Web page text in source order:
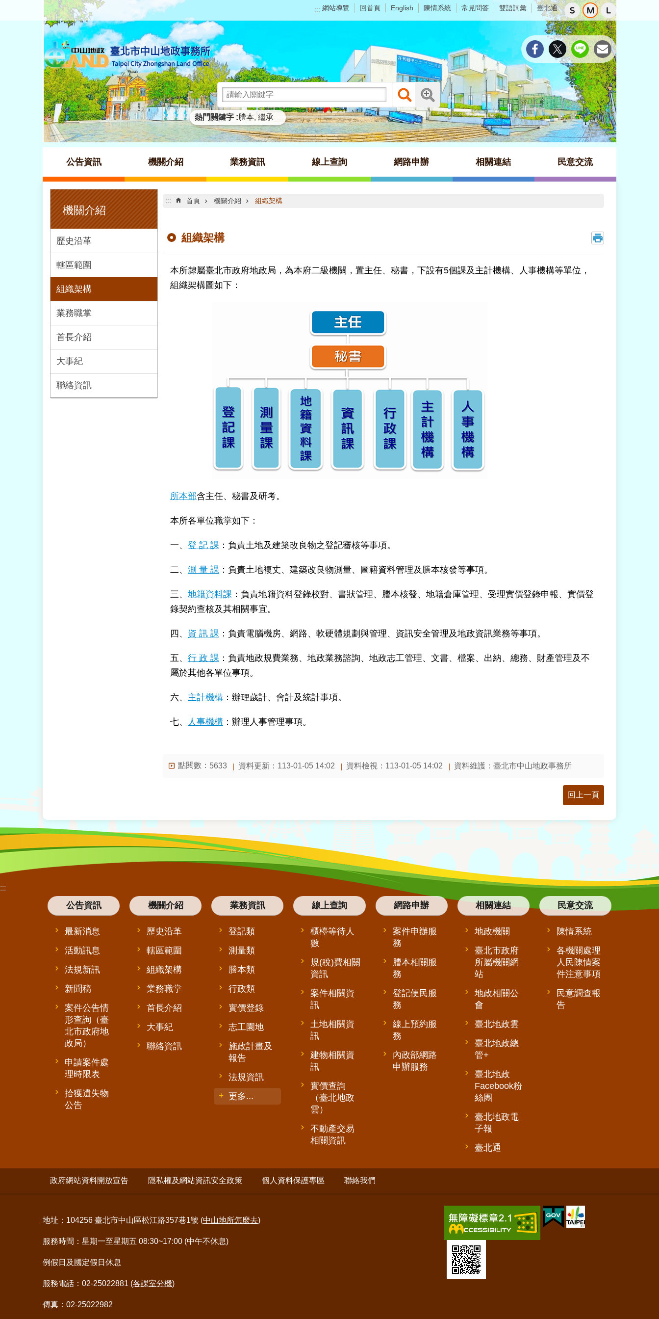
跳到主要內容區塊 ::: 網站導覽 回首頁 English 陳情系統 常見問答 雙語詞彙 臺北通
熱門關鍵字 謄本 繼承
公告資訊 機關介紹 業務資訊 線上查詢 網路申辦 相關連結 民意交流
:::
機關介紹
歷史沿革
轄區範圍
組織架構
業務職掌
首長介紹
大事紀
聯絡資訊
::: 首頁 機關介紹 組織架構
組織架構
本所隸屬臺北市政府地政局，為本府二級機關，置主任、秘書，下設有5個課及主計機構、人事機構等單位，
組織架構圖如下：
所本部含主任、秘書及研考。
本所各單位職掌如下：
一、 登 記 課 ：負責土地及建築改良物之登記審核等事項。
二、 測 量 課 ：負責土地複丈、建築改良物測量、圖籍資料管理及謄本核發等事項。
三、 地籍資料課 ：負責地籍資料登錄校對、書狀管理、謄本核發、地籍倉庫管理、受理實價登錄申報、實價登
錄契約查核及其相關事宜。
四、 資 訊 課 ：負責電腦機房、網路、軟硬體規劃與管理、資訊安全管理及地政資訊業務等事項。
五、 行 政 課 ：負責地政規費業務、地政業務諮詢、地政志工管理、文書、檔案、出納、總務、財產管理及不
屬於其他各單位事項。
六、 主計機構 ：辦理歲計、會計及統計事項。
七、 人事機構 ：辦理人事管理事項。
點閱數： 5633 資料更新： 113-01-05 14:02 資料檢視： 113-01-05 14:02 資料維護： 臺北市中山地政事務所
回上一頁
:::
公告資訊
最新消息
活動訊息
法規新訊
新聞稿
案件公告情
形查詢（臺
北市政府地
政局）
申請案件處
理時限表
拾獲遺失物
公告
機關介紹
歷史沿革
轄區範圍
組織架構
業務職掌
首長介紹
大事紀
聯絡資訊
業務資訊
登記類
測量類
謄本類
行政類
實價登錄
志工園地
施政計畫及
報告
法規資訊
更多...
線上查詢
櫃檯等待人
數
規(稅)費相關
資訊
案件相關資
訊
土地相關資
訊
建物相關資
訊
實價查詢
（臺北地政
雲）
不動產交易
相關資訊
網路申辦
案件申辦服
務
謄本相關服
務
登記便民服
務
線上預約服
務
內政部網路
申辦服務
相關連結
地政機關
臺北市政府
所屬機關網
站
地政相關公
會
臺北地政雲
臺北地政總
管+
臺北地政
Facebook粉
絲團
臺北地政電
子報
臺北通
民意交流
陳情系統
各機關處理
人民陳情案
件注意事項
民意調查報
告
政府網站資料開放宣告 隱私權及網站資訊安全政策 個人資料保護專區 聯絡我們
地址：104256 臺北市中山區松江路357巷1號 (中山地所怎麼去)
服務時間：星期一至星期五 08:30~17:00 (中午不休息)
例假日及國定假日休息
服務電話：02-25022881 (各課室分機)
傳真：02-25022982